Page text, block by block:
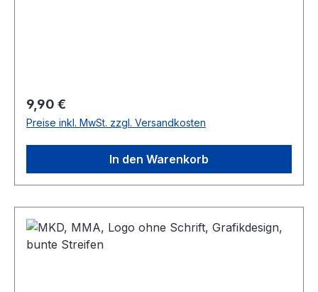
Regulärer Preis:
9,90 €
Preise inkl. MwSt. zzgl. Versandkosten
In den Warenkorb